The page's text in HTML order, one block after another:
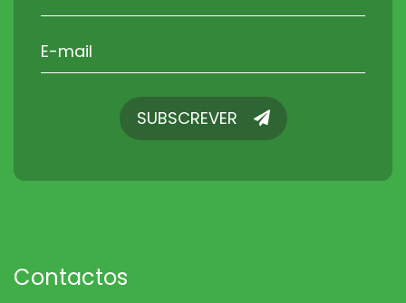
SUBSCREVERSUBSCREVER
Contactos